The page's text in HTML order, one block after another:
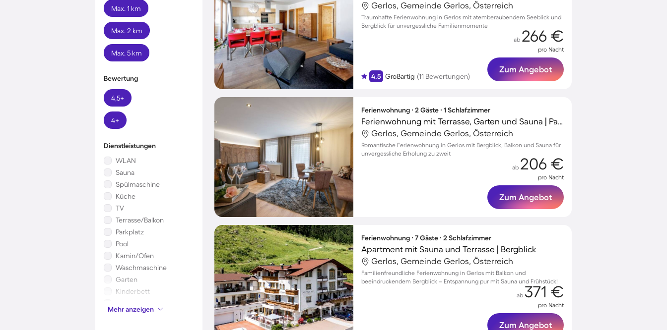
Max. 1 km
Max. 2 km
Max. 5 km
Bewertung
4,5+
4+
Dienstleistungen
WLAN
Sauna
Spülmaschine
Küche
TV
Terrasse/Balkon
Parkplatz
Pool
Kamin/Ofen
Waschmaschine
Garten
Kinderbett
Whirlpool
Mikrowelle
Mehr anzeigen
Gerlos, Gemeinde Gerlos, Österreich
Traumhafte Ferienwohnung in Gerlos mit atemberaubendem Seeblick und
Bergblick für unvergessliche Familienmomente
4.5 Großartig (11 Bewertungen)
ab 266 €
pro Nacht
Zum Angebot
Ferienwohnung ∙ 2 Gäste ∙ 1 Schlafzimmer
Ferienwohnung mit Terrasse, Garten und Sauna | Panoramablick | Ideal für Homeoffice
Gerlos, Gemeinde Gerlos, Österreich
Romantische Ferienwohnung in Gerlos mit Bergblick, Balkon und Sauna für
unvergessliche Erholung zu zweit
ab 206 €
pro Nacht
Zum Angebot
Ferienwohnung ∙ 7 Gäste ∙ 2 Schlafzimmer
Apartment mit Sauna und Terrasse | Bergblick
Gerlos, Gemeinde Gerlos, Österreich
Familienfreundliche Ferienwohnung in Gerlos mit Balkon und
beeindruckendem Bergblick – Entspannung pur mit Sauna und Frühstück!
ab 371 €
pro Nacht
Zum Angebot